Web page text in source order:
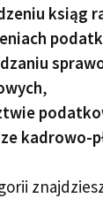
ksiąg
,
kadrowo-